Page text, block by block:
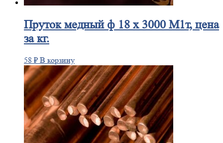
Прутокмедный ф 18 х 3000 М1т, цена
за кг.
58 ₽ В корзину